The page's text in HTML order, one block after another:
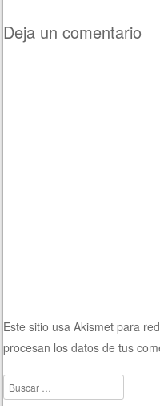
Deja un comentario
Este sitio usa Akismet para
procesan los datos de tus
Buscar